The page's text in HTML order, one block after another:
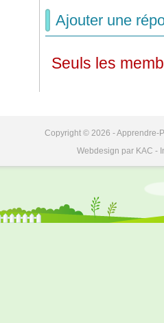
Ajouter une
Seuls les
Copyright © 2026 - Apprendre-
Webdesign par KAC -